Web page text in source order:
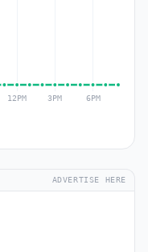
ADVERTISE HERE